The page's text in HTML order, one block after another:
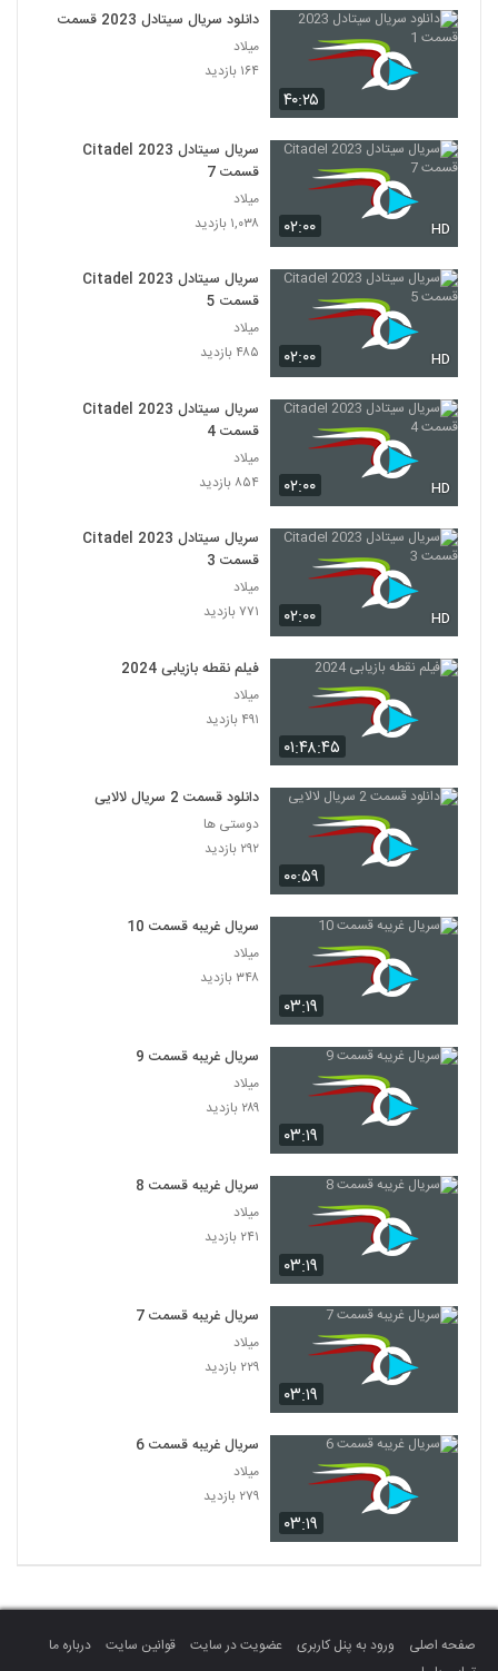
۴۰:۲۵
دانلود سریال سیتادل 2023 قسمت 1
میلاد
۱۶۴ بازدید
۰۲:۰۰ HD
سریال سیتادل Citadel 2023
قسمت 7
میلاد
۱,۰۳۸ بازدید
۰۲:۰۰ HD
سریال سیتادل Citadel 2023
قسمت 5
میلاد
۴۸۵ بازدید
۰۲:۰۰ HD
سریال سیتادل Citadel 2023
قسمت 4
میلاد
۸۵۴ بازدید
۰۲:۰۰ HD
سریال سیتادل Citadel 2023
قسمت 3
میلاد
۷۷۱ بازدید
۰۱:۴۸:۴۵
فیلم نقطه بازیابی 2024
میلاد
۴۹۱ بازدید
۰۰:۵۹
دانلود قسمت 2 سریال لالایی
دوستی ها
۲۹۲ بازدید
۰۳:۱۹
سریال غریبه قسمت 10
میلاد
۳۴۸ بازدید
۰۳:۱۹
سریال غریبه قسمت 9
میلاد
۲۸۹ بازدید
۰۳:۱۹
سریال غریبه قسمت 8
میلاد
۲۴۱ بازدید
۰۳:۱۹
سریال غریبه قسمت 7
میلاد
۲۲۹ بازدید
۰۳:۱۹
سریال غریبه قسمت 6
میلاد
۲۷۹ بازدید
صفحه اصلی ورود به پنل کاربری عضویت در سایت قوانین سایت
درباره ما